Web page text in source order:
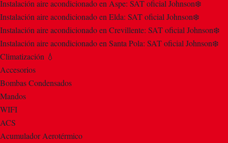
Instalación aire acondicionado en Aspe: SAT oficial Johnson❄️
Instalación aire acondicionado en Elda: SAT oficial Johnson❄️
Instalación aire acondicionado en Crevillente: SAT oficial Johnson❄️
Instalación aire acondicionado en Santa Pola: SAT oficial Johnson❄️
Climatización 💧
Accesorios
Bombas Condensados
Mandos
WIFI
ACS
Acumulador Aerotérmico